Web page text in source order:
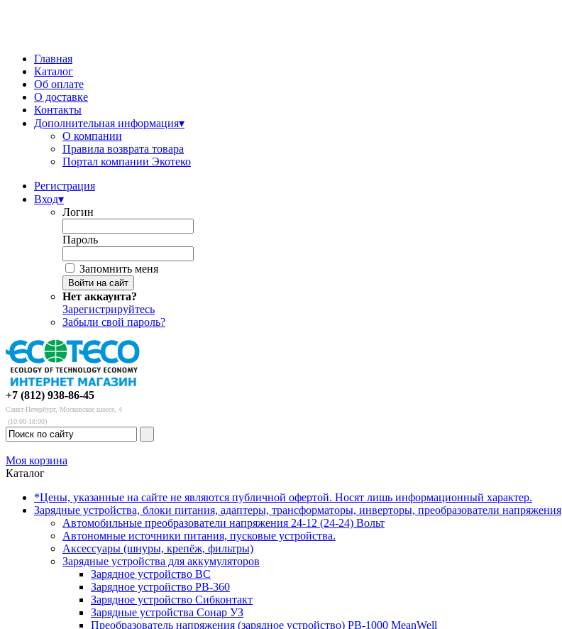
Главная
Каталог
Об оплате
О доставке
Контакты
Дополнительная информация▾
О компании
Правила возврата товара
Портал компании Экотеко
Регистрация
Вход▾
Логин
Пароль
Запомнить меня
Нет аккаунта?
Зарегистрируйтесь
Забыли свой пароль?
+7 (812) 938-86-45
Санкт-Петербург, Московское шоссе, 4
(10:00-18:00)
Моя корзина
Каталог
*Цены, указанные на сайте не являются публичной офертой. Носят лишь информационный характер.
Зарядные устройства, блоки питания, адаптеры, трансформаторы, инверторы, преобразователи напряжения
Автомобильные преобразователи напряжения 24-12 (24-24) Вольт
Автономные источники питания, пусковые устройства.
Аксессуары (шнуры, крепёж, фильтры)
Зарядные устройства для аккумуляторов
Зарядное устройство BC
Зарядное устройство PB-360
Зарядное устройство Сибконтакт
Зарядные устройства Сонар УЗ
Преобразователь напряжения (зарядное устройство) PB-1000 MeanWell